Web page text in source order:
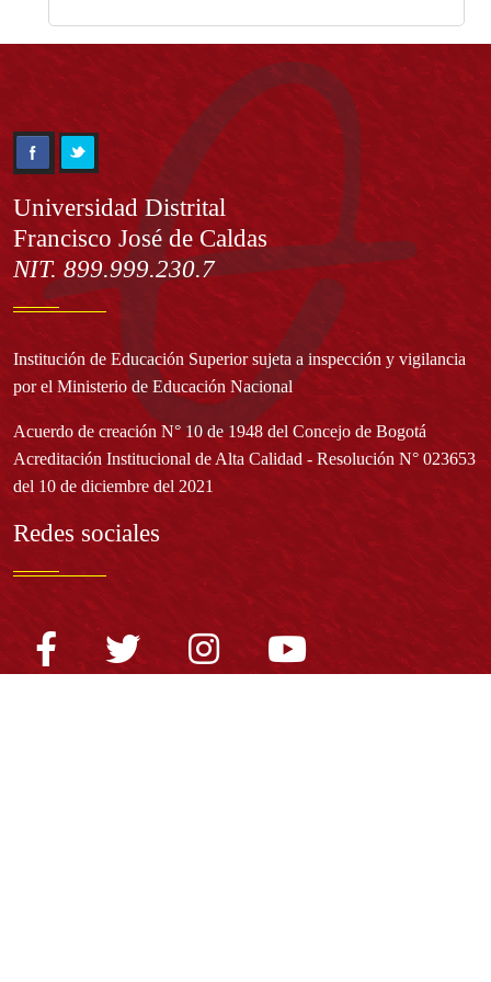
Información
Universidad Distrital
Francisco José de Caldas
NIT. 899.999.230.7
Institución de Educación Superior sujeta a inspección y vigilancia
por el Ministerio de Educación Nacional
Acuerdo de creación N° 10 de 1948 del Concejo de Bogotá
Acreditación Institucional de Alta Calidad - Resolución N° 023653
del 10 de diciembre del 2021
Redes sociales